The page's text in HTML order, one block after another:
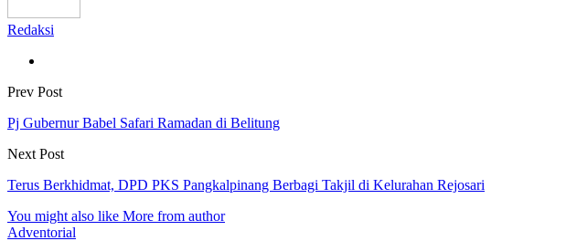
Redaksi
Prev Post
Pj Gubernur Babel Safari Ramadan di Belitung
Next Post
Terus Berkhidmat, DPD PKS Pangkalpinang Berbagi Takjil di Kelurahan Rejosari
You might also like More from author
Adventorial